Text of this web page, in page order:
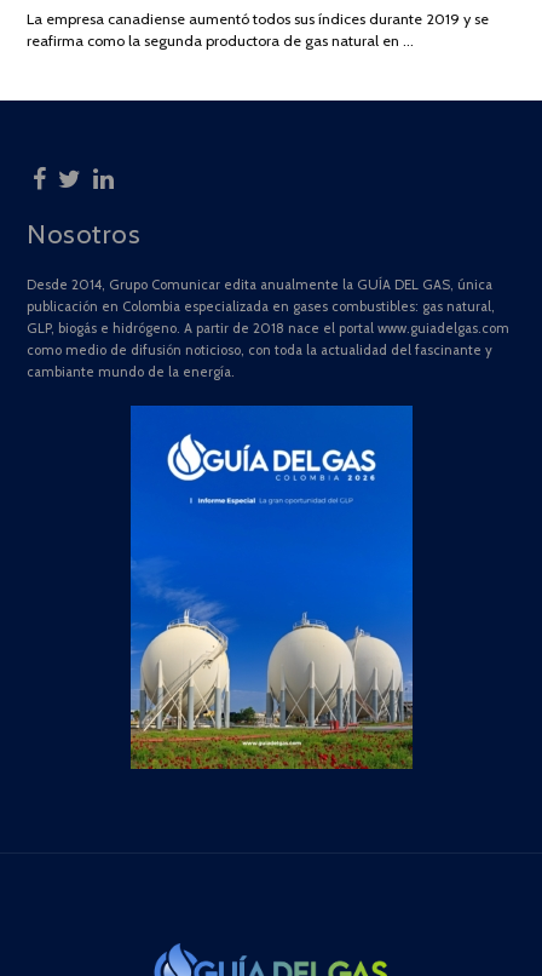
2025
La empresa canadiense aumentó todos sus índices durante 2019 y se
reafirma como la segunda productora de gas natural en …
Nosotros
Desde 2014, Grupo Comunicar edita anualmente la GUÍA DEL GAS, única
publicación en Colombia especializada en gases combustibles: gas natural,
GLP, biogás e hidrógeno. A partir de 2018 nace el portal www.guiadelgas.com
como medio de difusión noticioso, con toda la actualidad del fascinante y
cambiante mundo de la energía.